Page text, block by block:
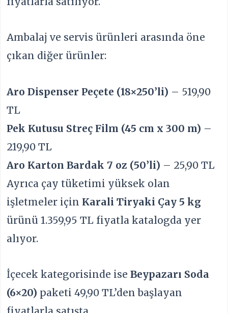
Ambalaj ve servis ürünleri arasında öne
çıkan diğer ürünler:
Aro Dispenser Peçete (18×250’li) – 519,90
TL
Pek Kutusu Streç Film (45 cm x 300 m) –
219,90 TL
Aro Karton Bardak 7 oz (50’li) – 25,90 TL
Ayrıca çay tüketimi yüksek olan
işletmeler için Karali Tiryaki Çay 5 kg
ürünü 1.359,95 TL fiyatla katalogda yer
alıyor.
İçecek kategorisinde iseBeypazarı Soda
(6×20) paketi 49,90 TL’den başlayan